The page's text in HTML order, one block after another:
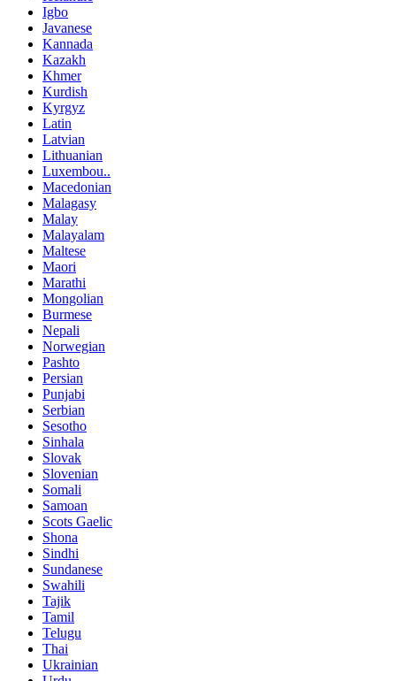
Igbo
Javanese
Kannada
Kazakh
Khmer
Kurdish
Kyrgyz
Latin
Latvian
Lithuanian
Luxembou..
Macedonian
Malagasy
Malay
Malayalam
Maltese
Maori
Marathi
Mongolian
Burmese
Nepali
Norwegian
Pashto
Persian
Punjabi
Serbian
Sesotho
Sinhala
Slovak
Slovenian
Somali
Samoan
Scots Gaelic
Shona
Sindhi
Sundanese
Swahili
Tajik
Tamil
Telugu
Thai
Ukrainian